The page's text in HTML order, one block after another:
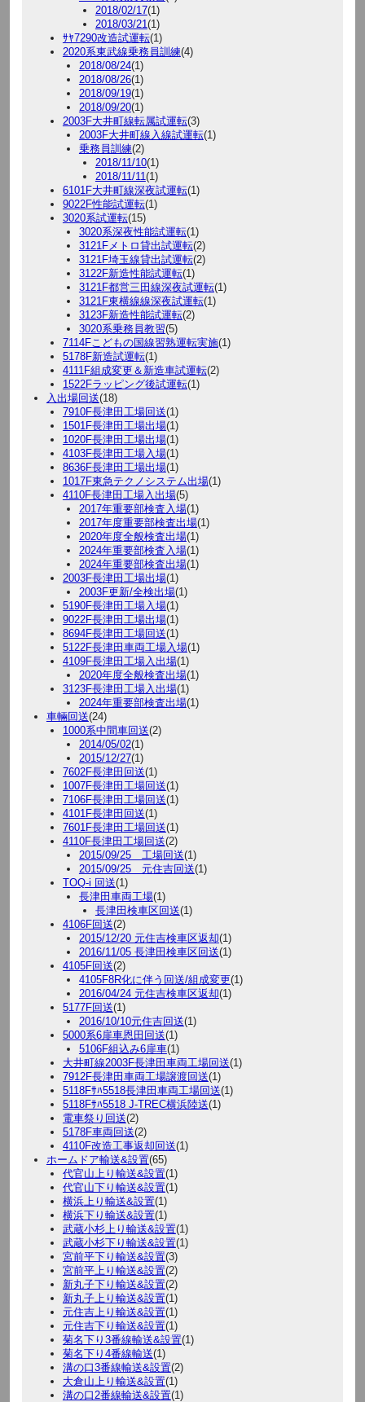
2018/02/17(1)
2018/03/21(1)
ｻﾔ7290改造試運転(1)
2020系東武線乗務員訓練(4)
2018/08/24(1)
2018/08/26(1)
2018/09/19(1)
2018/09/20(1)
2003F大井町線転属試運転(3)
2003F大井町線入線試運転(1)
乗務員訓練(2)
2018/11/10(1)
2018/11/11(1)
6101F大井町線深夜試運転(1)
9022F性能試運転(1)
3020系試運転(15)
3020系深夜性能試運転(1)
3121Fメトロ貸出試運転(2)
3121F埼玉線貸出試運転(2)
3122F新造性能試運転(1)
3121F都営三田線深夜試運転(1)
3121F東横線線深夜試運転(1)
3123F新造性能試運転(2)
3020系乗務員教習(5)
7114Fこどもの国線習熟運転実施(1)
5178F新造試運転(1)
4111F組成変更＆新造車試運転(2)
1522Fラッピング後試運転(1)
入出場回送(18)
7910F長津田工場回送(1)
1501F長津田工場出場(1)
1020F長津田工場出場(1)
4103F長津田工場入場(1)
8636F長津田工場出場(1)
1017F東急テクノシステム出場(1)
4110F長津田工場入出場(5)
2017年重要部検査入場(1)
2017年度重要部検査出場(1)
2020年度全般検査出場(1)
2024年重要部検査入場(1)
2024年重要部検査出場(1)
2003F長津田工場出場(1)
2003F更新/全検出場(1)
5190F長津田工場入場(1)
9022F長津田工場出場(1)
8694F長津田工場回送(1)
5122F長津田車両工場入場(1)
4109F長津田工場入出場(1)
2020年度全般検査出場(1)
3123F長津田工場入出場(1)
2024年重要部検査出場(1)
車輛回送(24)
1000系中間車回送(2)
2014/05/02(1)
2015/12/27(1)
7602F長津田回送(1)
1007F長津田工場回送(1)
7106F長津田工場回送(1)
4101F長津田回送(1)
7601F長津田工場回送(1)
4110F長津田工場回送(2)
2015/09/25 工場回送(1)
2015/09/25 元住吉回送(1)
TOQ-i 回送(1)
長津田車両工場(1)
長津田検車区回送(1)
4106F回送(2)
2015/12/20 元住吉検車区返却(1)
2016/11/05 長津田検車区回送(1)
4105F回送(2)
4105F8R化に伴う回送/組成変更(1)
2016/04/24 元住吉検車区返却(1)
5177F回送(1)
2016/10/10元住吉回送(1)
5000系6扉車恩田回送(1)
5106F組込み6扉車(1)
大井町線2003F長津田車両工場回送(1)
7912F長津田車両工場譲渡回送(1)
5118Fｻﾊ5518長津田車両工場回送(1)
5118Fｻﾊ5518 J-TREC横浜陸送(1)
電車祭り回送(2)
5178F車両回送(2)
4110F改造工事返却回送(1)
ホームドア輸送&設置(65)
代官山上り輸送&設置(1)
代官山下り輸送&設置(1)
横浜上り輸送&設置(1)
横浜下り輸送&設置(1)
武蔵小杉上り輸送&設置(1)
武蔵小杉下り輸送&設置(1)
宮前平下り輸送&設置(3)
宮前平上り輸送&設置(2)
新丸子下り輸送&設置(2)
新丸子上り輸送&設置(1)
元住吉上り輸送&設置(1)
元住吉下り輸送&設置(1)
菊名下り3番線輸送&設置(1)
菊名下り4番線輸送(1)
溝の口3番線輸送&設置(2)
大倉山上り輸送&設置(1)
溝の口2番線輸送&設置(1)